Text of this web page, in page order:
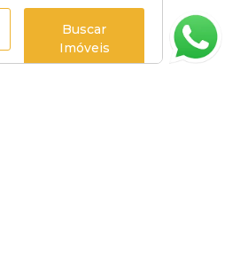
Buscar
Imóveis